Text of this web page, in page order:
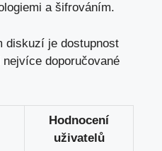
a šifrováním.
diskuzí je dostupnost
doporučované
Hodnocení
uživatelů